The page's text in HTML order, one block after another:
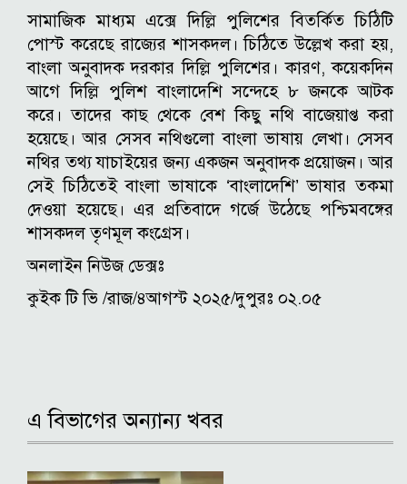
সামাজিক মাধ্যম এক্সে দিল্লি পুলিশের বিতর্কিত চিঠিটি
পোস্ট করেছে রাজ্যের শাসকদল। চিঠিতে উল্লেখ করা হয়,
বাংলা অনুবাদক দরকার দিল্লি পুলিশের। কারণ, কয়েকদিন
আগে দিল্লি পুলিশ বাংলাদেশি সন্দেহে ৮ জনকে আটক
করে। তাদের কাছ থেকে বেশ কিছু নথি বাজেয়াপ্ত করা
হয়েছে। আর সেসব নথিগুলো বাংলা ভাষায় লেখা। সেসব
নথির তথ্য যাচাইয়ের জন্য একজন অনুবাদক প্রয়োজন। আর
সেই চিঠিতেই বাংলা ভাষাকে ‘বাংলাদেশি’ ভাষার তকমা
দেওয়া হয়েছে। এর প্রতিবাদে গর্জে উঠেছে পশ্চিমবঙ্গের
শাসকদল তৃণমূল কংগ্রেস।
অনলাইন নিউজ ডেক্সঃ
কুইক টি ভি /রাজ/৪আগস্ট ২০২৫/দুপুরঃ ০২.০৫
এ বিভাগের অন্যান্য খবর